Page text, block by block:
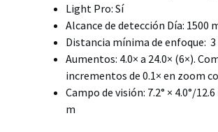
Light Pro: Sí
Alcance de detección Día: 1500
Distancia mínima de enfoque: 3
Aumentos: 4.0× a 24.0× (6×).
incrementos de 0.1× en zoom
Campo de visión: 7.2° × 4.0°/
m